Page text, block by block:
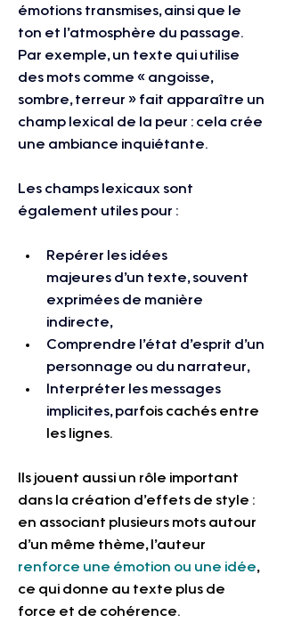
émotions transmises, ainsi que le
ton et l’atmosphère du passage.
Par exemple, un texte qui utilise
des mots comme « angoisse,
sombre, terreur » fait apparaître un
champ lexical de la peur : cela crée
une ambiance inquiétante.
Les champs lexicaux sont
également utiles pour :
Repérer les idées
majeures d’un texte, souvent
exprimées de manière
indirecte,
Comprendre l’état d’esprit d’un
personnage ou du narrateur,
Interpréter les messages
implicites, parfois cachés entre
les lignes.
Ils jouent aussi un rôle important
dans la création d’effets de style :
en associant plusieurs mots autour
d’un même thème, l’auteur
renforce une émotion ou une idée,
ce qui donne au texte plus de
force et de cohérence.